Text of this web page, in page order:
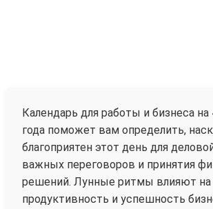
Календарь для работы и бизнеса
года поможет вам определить,
благоприятен этот день для
важных переговоров и принятия
решений. Лунные ритмы влияют на
продуктивность и успешность